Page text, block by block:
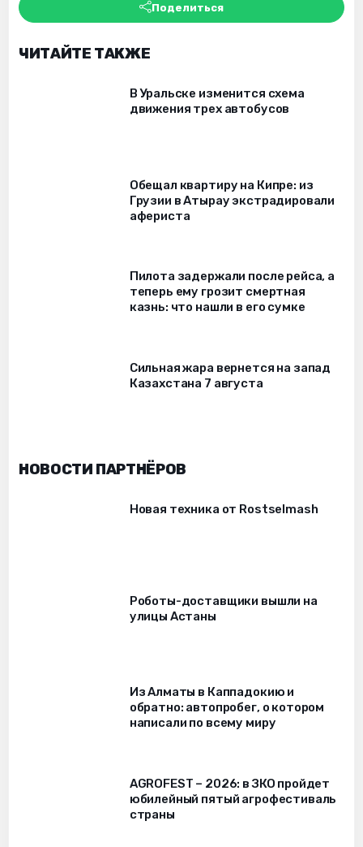
Поделиться
ЧИТАЙТЕ ТАКЖЕ
В Уральске изменится схема
движения трех автобусов
Обещал квартиру на Кипре: из
Грузии в Атырау экстрадировали
афериста
Пилота задержали после рейса, а
теперь ему грозит смертная
казнь: что нашли в его сумке
Сильная жара вернется на запад
Казахстана 7 августа
НОВОСТИ ПАРТНЁРОВ
Новая техника от Rostselmash
Роботы-доставщики вышли на
улицы Астаны
Из Алматы в Каппадокию и
обратно: автопробег, о котором
написали по всему миру
AGROFEST – 2026: в ЗКО пройдет
юбилейный пятый агрофестиваль
страны